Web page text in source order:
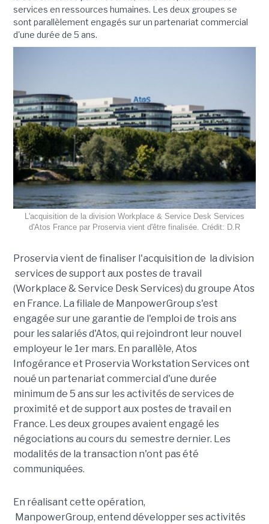
services en ressources humaines. Les deux groupes se
sont parallèlement engagés sur un partenariat commercial
d'une durée de 5 ans.
L'acquisition de la division Workplace & Service Desk Services
d'Atos France par Proservia vient d'être finalisée. Crédit: D.R
Proservia vient de finaliser l'acquisition de la division
services de support aux postes de travail
(Workplace & Service Desk Services) du groupe Atos
en France. La filiale de ManpowerGroup s'est
engagée sur une garantie de l'emploi de trois ans
pour les salariés d'Atos, qui rejoindront leur nouvel
employeur le 1er mars. En parallèle, Atos
Infogérance et Proservia Workstation Services ont
noué un partenariat commercial d'une durée
minimum de 5 ans sur les activités de services de
proximité et de support aux postes de travail en
France. Les deux groupes avaient engagé les
négociations au cours du semestre dernier. Les
modalités de la transaction n'ont pas été
communiquées.
En réalisant cette opération,
ManpowerGroup, entend développer ses activités